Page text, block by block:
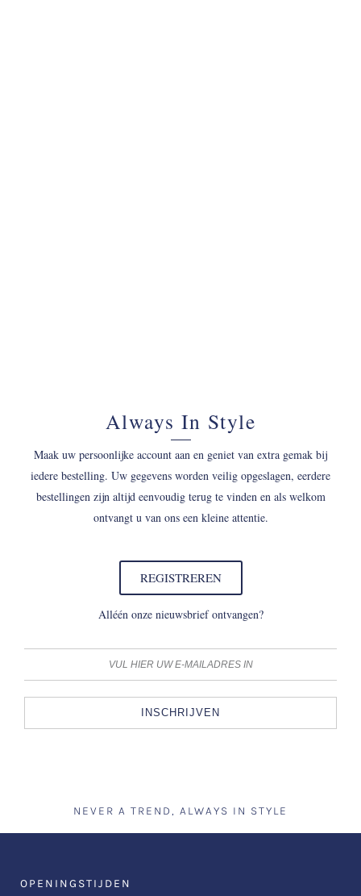
Always In Style
Maak uw persoonlijke account aan en geniet van extra gemak bij
iedere bestelling. Uw gegevens worden veilig opgeslagen, eerdere
bestellingen zijn altijd eenvoudig terug te vinden en als welkom
ontvangt u van ons een kleine attentie.
REGISTREREN
Alléén onze nieuwsbrief ontvangen?
INSCHRIJVEN
NEVER A TREND, ALWAYS IN STYLE
OPENINGSTIJDEN